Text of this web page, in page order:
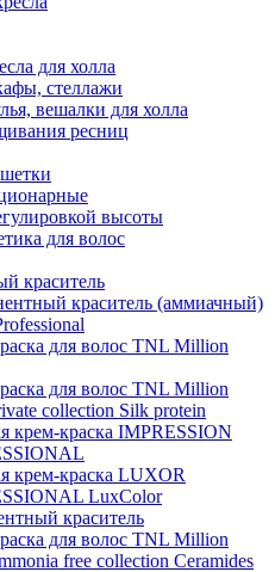
для холла
стеллажи
вешалки для холла
ресниц
высоты
для волос
краситель
краситель (аммиачный)
для волос TNL Million
для волос TNL Million
collection Silk protein
крем-краска IMPRESSION
крем-краска LUXOR
LuxColor
краситель
для волос TNL Million
free collection Ceramides